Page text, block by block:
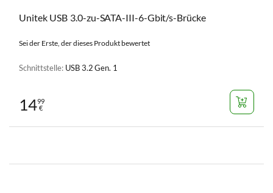
Unitek USB 3.0-zu-SATA-III-6-Gbit/s-Brücke
Sei der Erste, der dieses Produkt bewertet
Schnittstelle: USB 3.2 Gen. 1
1499
€